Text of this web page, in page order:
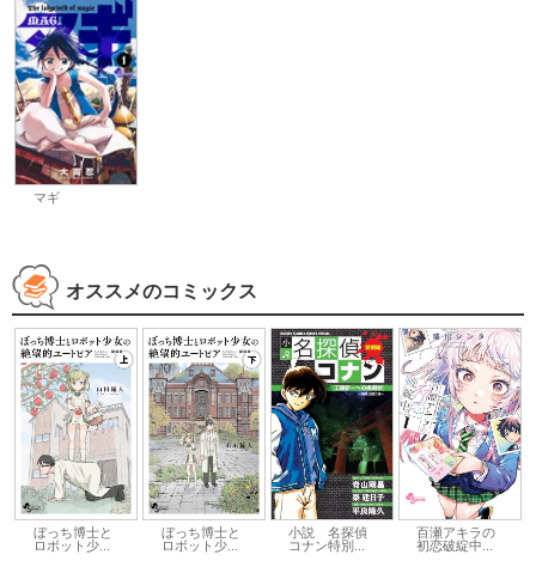
マギ
オススメのコミックス
ぼっち博士と
ロボット少...
ぼっち博士と
ロボット少...
小説 名探偵
コナン特別...
百瀬アキラの
初恋破綻中...